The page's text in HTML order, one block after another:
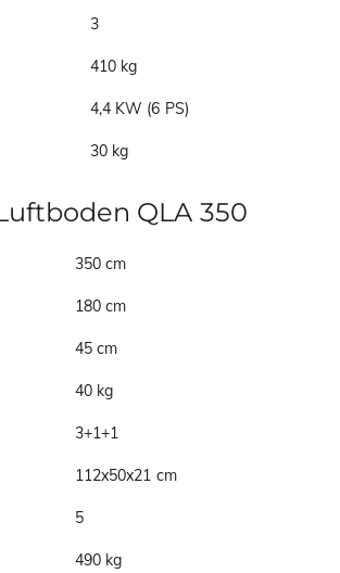
3
410 kg
4,4 KW (6 PS)
30 kg
QLA 350
350 cm
180 cm
45 cm
40 kg
3+1+1
112x50x21 cm
5
490 kg